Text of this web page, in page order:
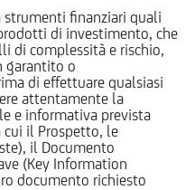
strumenti finanziari quali
di investimento, che
di complessità e rischio,
garantito o
di effettuare qualsiasi
attentamente la
e informativa prevista
il Prospetto, le
il Documento
(Key Information
documento richiesto